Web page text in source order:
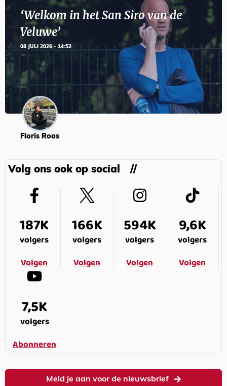
‘Welkom in het San Siro van de
Veluwe’
08 JULI 2026 - 14:52
Floris Roos
Volg ons ook op social
187K
volgers
Volgen
166K
volgers
Volgen
594K
volgers
Volgen
9,6K
volgers
Volgen
7,5K
volgers
Abonneren
Meld je aan voor de nieuwsbrief